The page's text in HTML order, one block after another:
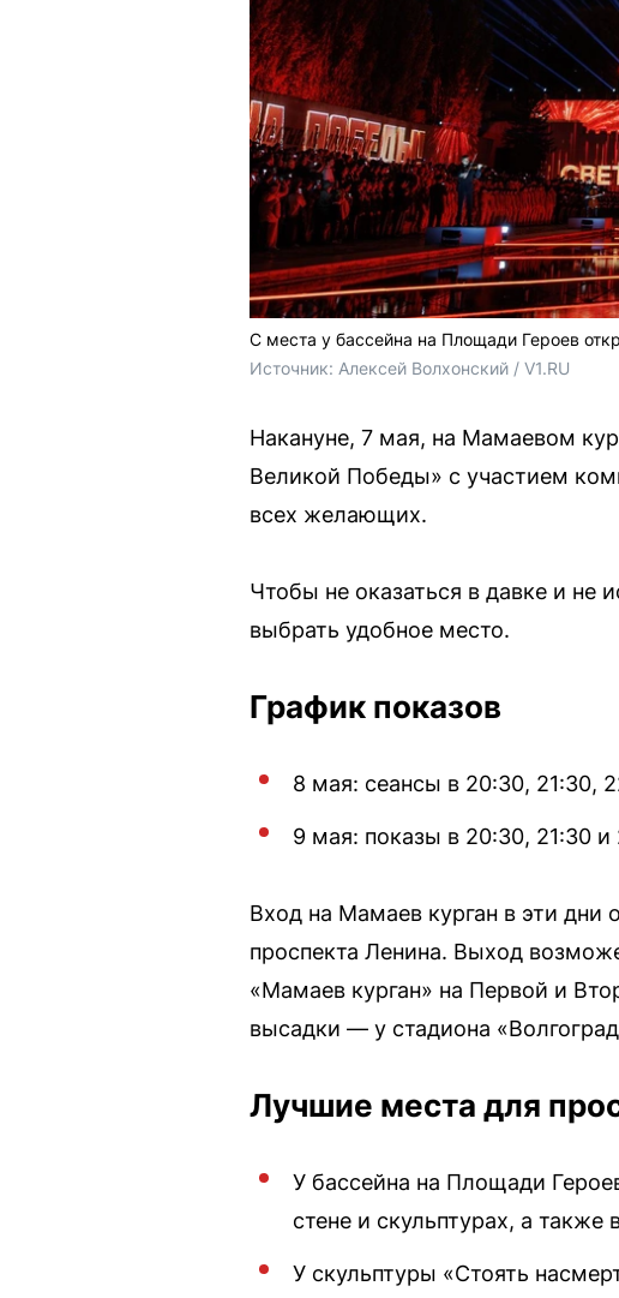
С места у бассейна на Площади Героев
Источник: Алексей Волхонский / V1.RU
Накануне, 7 мая, на Мамаевом
Великой Победы» с участием
всех желающих.
Чтобы не оказаться в давке и не
выбрать удобное место.
График показов
8 мая: сеансы в 20:30, 21:30,
9 мая: показы в 20:30, 21:30
Вход на Мамаев курган в эти дни
проспекта Ленина. Выход
«Мамаев курган» на Первой и
высадки — у стадиона
Лучшие места для
У бассейна на Площади
стене и скульптурах, а
У скульптуры «Стоять